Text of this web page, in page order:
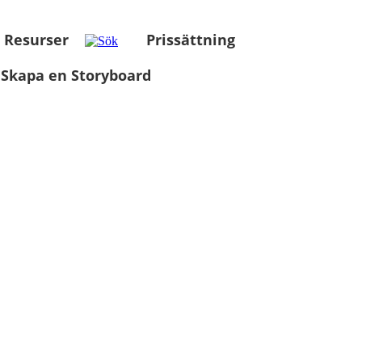
Resurser
Prissättning
Skapa en Storyboard